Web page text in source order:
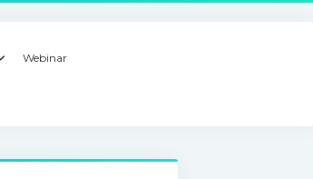
Webinar